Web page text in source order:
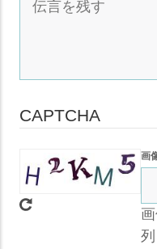
CAPTCHA
画